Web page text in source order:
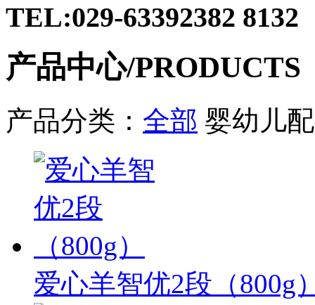
TEL:029-63392382 8132
产品中心/PRODUCTS
产品分类： 全部 婴幼儿
爱心羊智优2段（800g